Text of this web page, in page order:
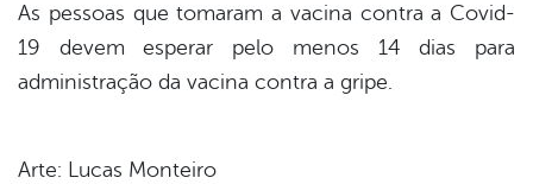
As pessoas que tomaram a vacina contra a Covid-
19 devem esperar pelo menos 14 dias para
administração da vacina contra a gripe.
Arte: Lucas Monteiro